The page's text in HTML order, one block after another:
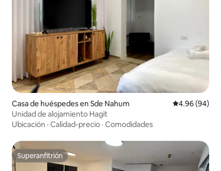
Casa de huéspedes en Sde Nahum Calificación
4.96 (94)
Unidad de alojamiento Hagit
Ubicación · Calidad-precio · Comodidades
Superanfitrión
Superanfitrión